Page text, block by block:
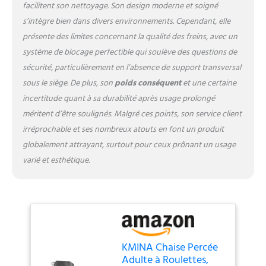
43 cm. SYSTÈME DE
FREINAGE: La chaise de
douche dispose d'un
système de freinage sur les
roues arrière garantissant le
maximum de sécurité et
d'adhérence lors de son
utilisation. Ses roues
directionnelles sont conçues
pour transporter facilement
la chaise, en assurant la
stabilité et la sécurité lors du
personnes à mobilité réduite
qui ont des difficultés pour
faire la tâche hygiénique
personnelle avec autonomie.
Parfait pour son utilisation
facilitent son nettoyage. Son design moderne et soigné
s’intègre bien dans divers environnements. Cependant, elle
présente des limites concernant la qualité des freins, avec un
système de blocage perfectible qui soulève des questions de
sécurité, particulièrement en l’absence de support transversal
sous le siège. De plus, sonpoids conséquentet une certaine
incertitude quant à sa durabilité après usage prolongé
méritent d’être soulignés. Malgré ces points, son service client
irréprochable et ses nombreux atouts en font un produit
globalement attrayant, surtout pour ceux prônant un usage
varié et esthétique.
KMINA Chaise Percée
Adulte à Roulettes,